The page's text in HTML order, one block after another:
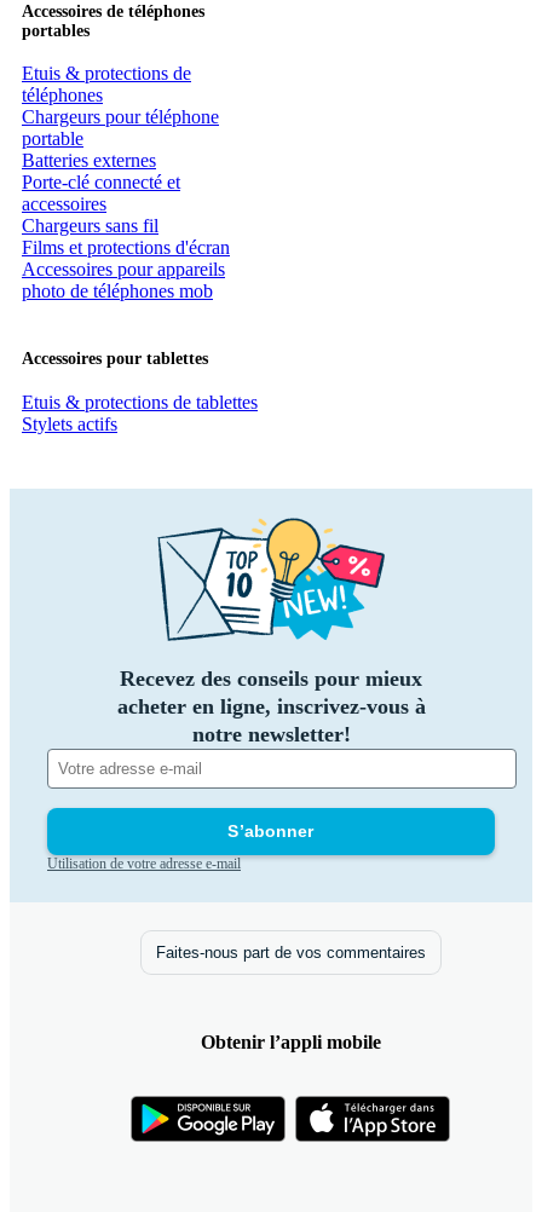
Accessoires de téléphones
portables
Etuis & protections de
téléphones
Chargeurs pour téléphone
portable
Batteries externes
Porte-clé connecté et
accessoires
Chargeurs sans fil
Films et protections d'écran
Accessoires pour appareils
photo de téléphones mob
Accessoires pour tablettes
Etuis & protections de tablettes
Stylets actifs
Recevez des conseils pour mieux
acheter en ligne, inscrivez-vous à
notre newsletter!
S’abonner
Utilisation de votre adresse e-mail
Faites-nous part de vos commentaires
Obtenir l’appli mobile